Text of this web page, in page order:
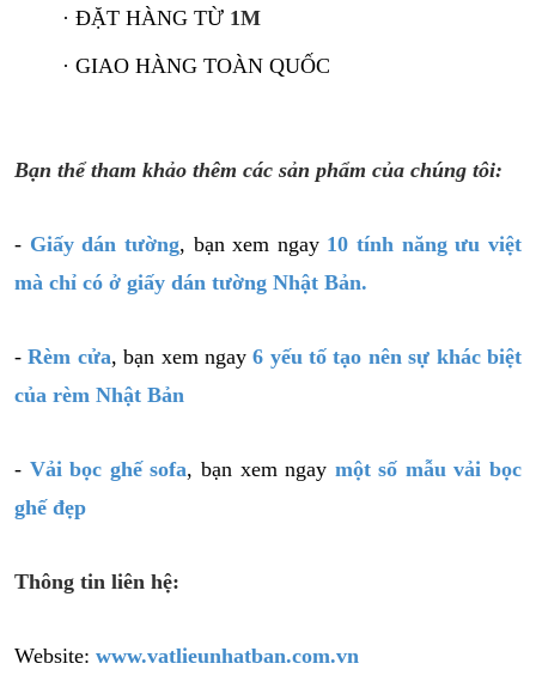
· ĐẶT HÀNG TỪ 1M
· GIAO HÀNG TOÀN QUỐC
Bạn thể tham khảo thêm các sản phẩm của chúng tôi:
- Giấy dán tường, bạn xem ngay 10 tính năng ưu việt
mà chỉ có ở giấy dán tường Nhật Bản.
-Rèm cửa, bạn xem ngay6 yếu tố tạo nên sự khác biệt
của rèm Nhật Bản
- Vải bọc ghế sofa, bạn xem ngay một số mẫu vải bọc
ghế đẹp
Thông tin liên hệ:
Website: www.vatlieunhatban.com.vn